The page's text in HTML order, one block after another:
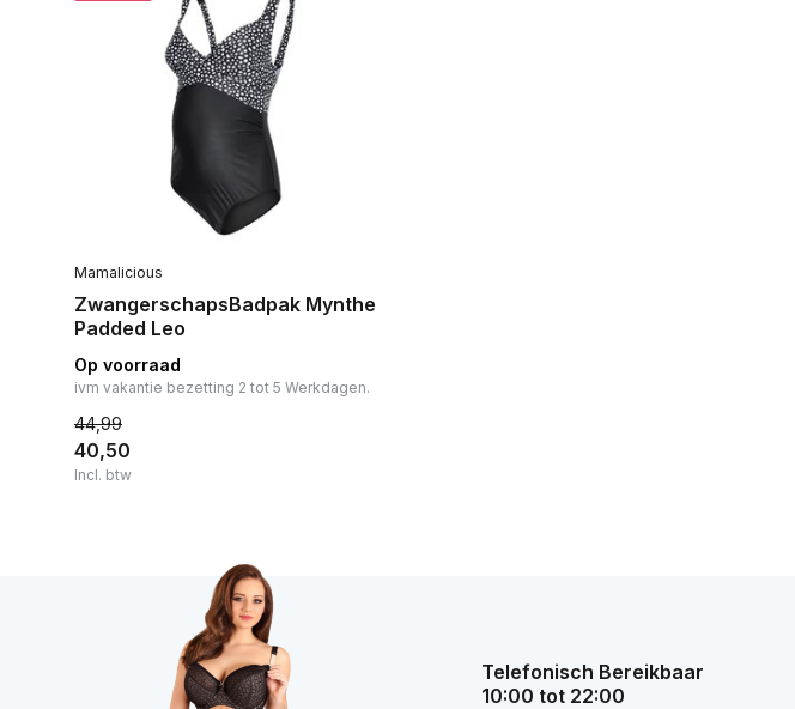
Mamalicious
ZwangerschapsBadpak Mynthe
Padded Leo
Op voorraad
ivm vakantie bezetting 2 tot 5 Werkdagen.
44,99
40,50
Incl. btw
Telefonisch Bereikbaar
10:00 tot 22:00